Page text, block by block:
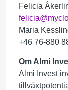
Felicia
Maria
+46 76-880
Om Almi
Almi Invest